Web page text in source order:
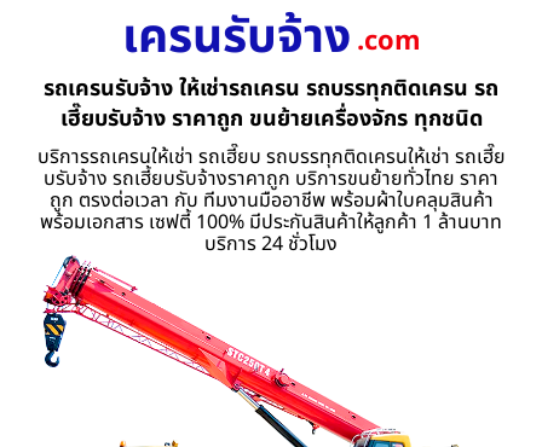
เครนรับจ้าง .com
รถเครนรับจ้าง ให้เช่ารถเครน รถบรรทุกติดเครน รถ
เฮี๊ยบรับจ้าง ราคาถูก ขนย้ายเครื่องจักร ทุกชนิด
บริการรถเครนให้เช่า รถเฮี๊ยบ รถบรรทุกติดเครนให้เช่า รถเฮี๊ย
บรับจ้าง รถเฮี้ยบรับจ้างราคาถูก บริการขนย้ายทั่วไทย ราคา
ถูก ตรงต่อเวลา กับ ทีมงานมืออาชีพ พร้อมผ้าใบคลุมสินค้า
พร้อมเอกสาร เซฟตี้ 100% มีประกันสินค้าให้ลูกค้า 1 ล้านบาท
บริการ 24 ชั่วโมง